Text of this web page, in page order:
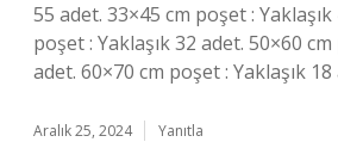
55 adet. 33×45 cm poşet :
poşet : Yaklaşık 32 adet. 50×60
adet. 60×70 cm poşet : Yaklaşık 18
Aralık 25, 2024 Yanıtla